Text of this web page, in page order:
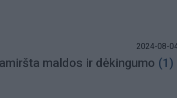
2024-08-
maldos ir dėkingumo (1)